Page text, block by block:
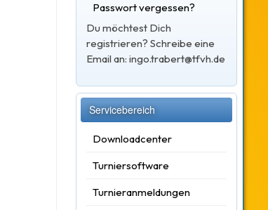
Passwort vergessen?
Du möchtest Dich
registrieren? Schreibe eine
Email an: ingo.trabert@tfvh.de
Servicebereich
Downloadcenter
Turniersoftware
Turnieranmeldungen